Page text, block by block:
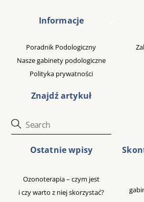
Informacje
Poradnik Podologiczny
Nasze gabinety podologiczne
Polityka prywatności
Znajdź artykuł
Ostatnie wpisy
Ozonoterapia – czym jest
i czy warto z niej skorzystać?